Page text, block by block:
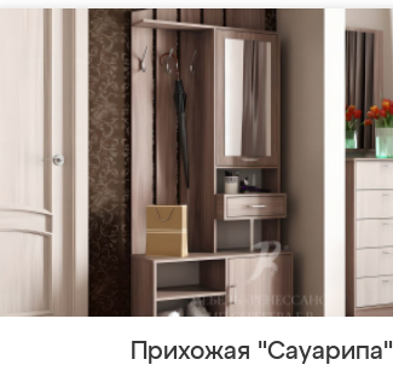
Прихожая "Сауарипа"